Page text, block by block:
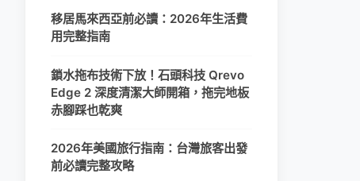
移居馬來西亞前必讀：2026年生活費
用完整指南
鎖水拖布技術下放！石頭科技 Qrevo
Edge 2 深度清潔大師開箱，拖完地板
赤腳踩也乾爽
2026年美國旅行指南：台灣旅客出發
前必讀完整攻略